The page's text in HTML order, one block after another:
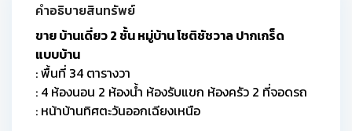
คำอธิบายสินทรัพย์
ขาย บ้านเดี่ยว 2 ชั้น หมู่บ้าน โชติชัชวาล ปากเกร็ด
แบบบ้าน
: พื้นที่ 34 ตารางวา
: 4 ห้องนอน 2 ห้องน้ำ ห้องรับแขก ห้องครัว 2 ที่จอดรถ
: หน้าบ้านทิศตะวันออกเฉียงเหนือ